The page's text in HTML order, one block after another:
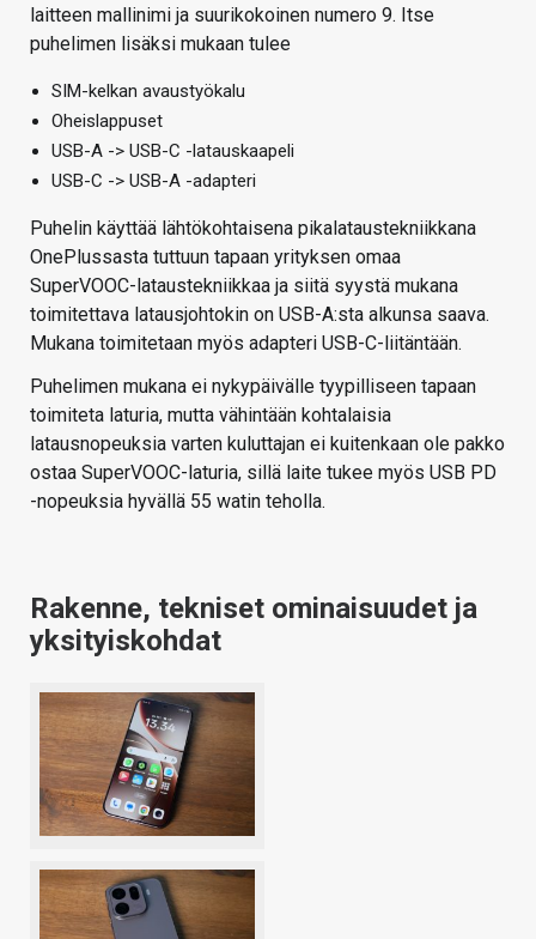
laitteen mallinimi ja suurikokoinen numero 9. Itse
puhelimen lisäksi mukaan tulee
SIM-kelkan avaustyökalu
Oheislappuset
USB-A -> USB-C -latauskaapeli
USB-C -> USB-A -adapteri
Puhelin käyttää lähtökohtaisena pikalataustekniikkana
OnePlussasta tuttuun tapaan yrityksen omaa
SuperVOOC-lataustekniikkaa ja siitä syystä mukana
toimitettava latausjohtokin on USB-A:sta alkunsa saava.
Mukana toimitetaan myös adapteri USB-C-liitäntään.
Puhelimen mukana ei nykypäivälle tyypilliseen tapaan
toimiteta laturia, mutta vähintään kohtalaisia
latausnopeuksia varten kuluttajan ei kuitenkaan ole pakko
ostaa SuperVOOC-laturia, sillä laite tukee myös USB PD
-nopeuksia hyvällä 55 watin teholla.
Rakenne, tekniset ominaisuudet ja
yksityiskohdat